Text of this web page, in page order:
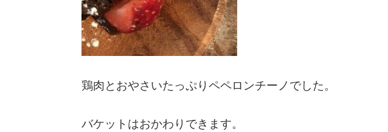
鶏肉とおやさいたっぷりペペロンチーノでした。
バケットはおかわりできます。